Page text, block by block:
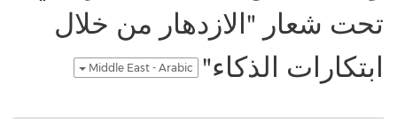
تحت شعار "الازدهار من خلال
ابتكارات الذكاء"
Middle East - Arabic